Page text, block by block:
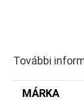
További
MÁRKA